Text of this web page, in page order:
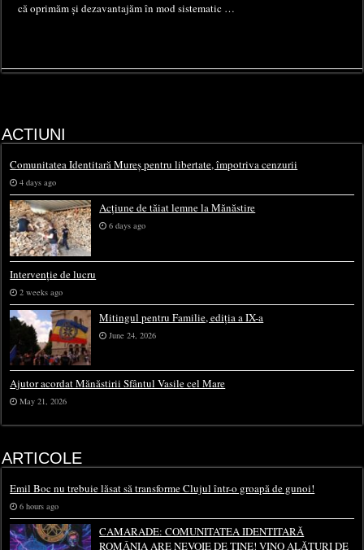
că oprimăm și dezavantajăm în mod sistematic …
ACTIUNI
Comunitatea Identitară Mureș pentru libertate, împotriva cenzurii
4 days ago
Acțiune de tăiat lemne la Mănăstire
6 days ago
Intervenție de lucru
2 weeks ago
Mitingul pentru Familie, ediția a IX-a
June 24, 2026
Ajutor acordat Mănăstirii Sfântul Vasile cel Mare
May 21, 2026
ARTICOLE
Emil Boc nu trebuie lăsat să transforme Clujul într-o groapă de gunoi!
6 hours ago
CAMARADE: COMUNITATEA IDENTITARĂ
ROMÂNIA ARE NEVOIE DE TINE! VINO ALĂTURI DE